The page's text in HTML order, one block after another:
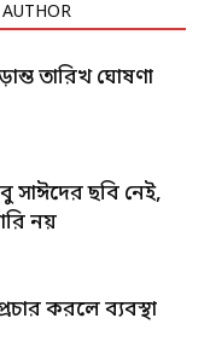
তারিখ ঘোষণা
সাঈদের ছবি নেই,
নয়
করলে ব্যবস্থা